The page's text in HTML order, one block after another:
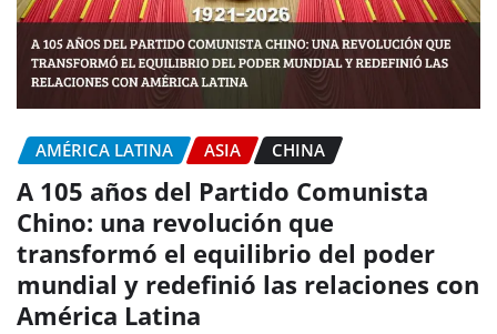
AMÉRICA LATINA ASIA CHINA
A 105 años del Partido Comunista
Chino: una revolución que
transformó el equilibrio del poder
mundial y redefinió las relaciones con
América Latina